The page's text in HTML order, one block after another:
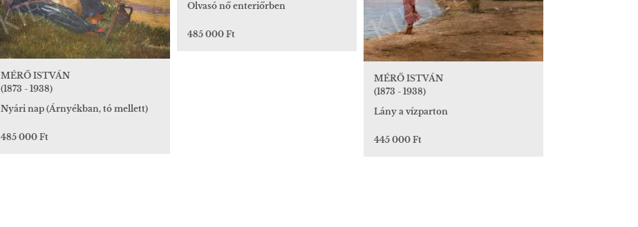
Olvasó nő enteriőrben
485 000 Ft
MÉRŐ ISTVÁN
(1873 - 1938)
Nyári nap (Árnyékban, tó mellett)
485 000 Ft
MÉRŐ ISTVÁN
(1873 - 1938)
Lány a vízparton
445 000 Ft